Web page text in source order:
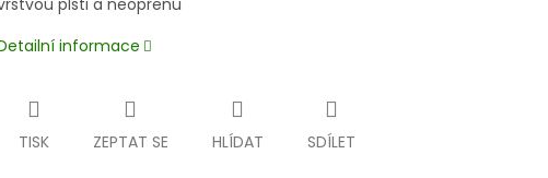
plsti a neoprenu
informace
TISK ZEPTAT SE HLÍDAT SDÍLET